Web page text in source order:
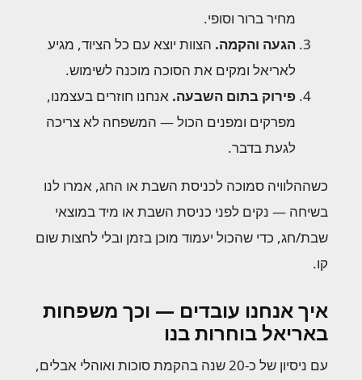
מחיר ברור וסופי.
הגעה והקמה. הצוות יוצא עם כל הציוד, מגיע
לאריאל ומקים את הסוכה מוכנה לשימוש.
פירוק בתום השבעה. אנחנו חוזרים בעצמנו,
מפרקים ומפנים הכול — המשפחה לא צריכה
לגעת בדבר.
כשההלוויה סמוכה לכניסת השבת או החג, אמרו לנו
בשיחה — נקים לפני כניסת השבת או מיד במוצאי
שבת/חג, כדי שהכול יעמוד מוכן בזמן ובלי לחצות שום
קו.
איך אנחנו עובדים — וכך משפחות
באריאל בוחרות בנו
עם ניסיון של כ-20 שנה בהקמת סוכות ואוהלי אבלים,